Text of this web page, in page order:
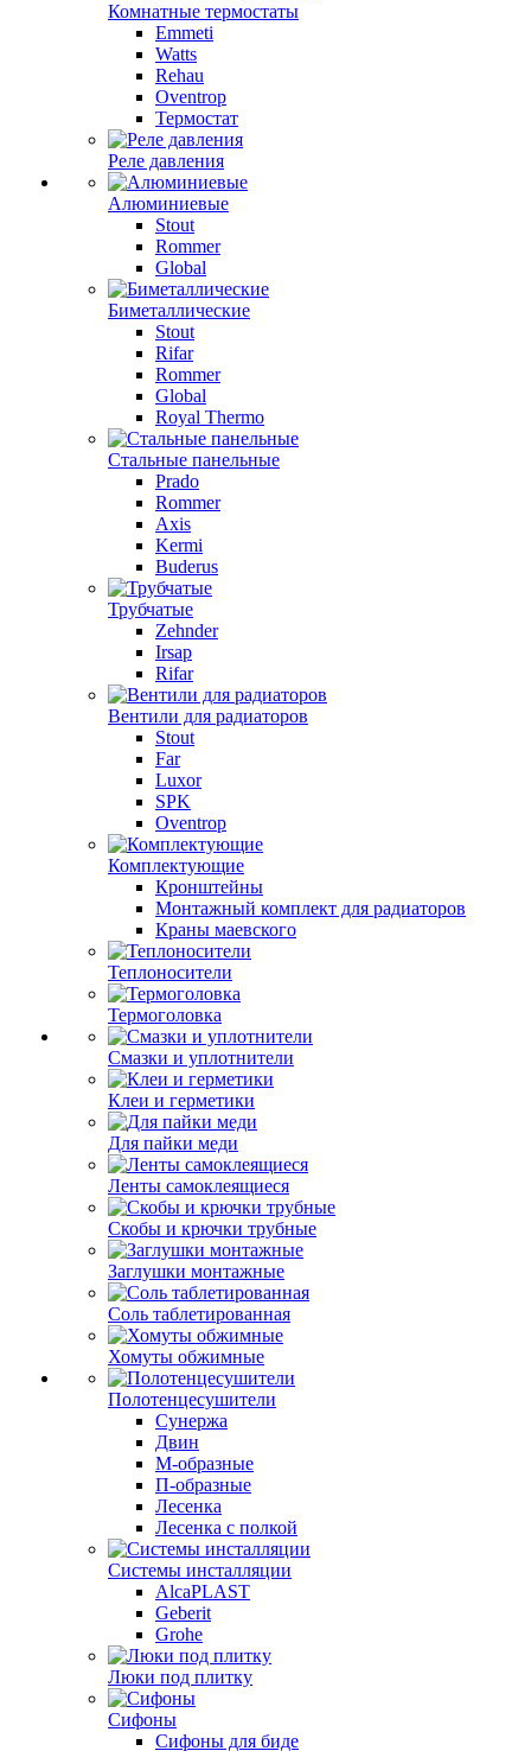
Комнатные термостаты
Emmeti
Watts
Rehau
Oventrop
Термостат
Реле давления
Алюминиевые
Stout
Rommer
Global
Биметаллические
Stout
Rifar
Rommer
Global
Royal Thermo
Стальные панельные
Prado
Rommer
Axis
Kermi
Buderus
Трубчатые
Zehnder
Irsap
Rifar
Вентили для радиаторов
Stout
Far
Luxor
SPK
Oventrop
Комплектующие
Кронштейны
Монтажный комплект для радиаторов
Краны маевского
Теплоносители
Термоголовка
Смазки и уплотнители
Клеи и герметики
Для пайки меди
Ленты самоклеящиеся
Скобы и крючки трубные
Заглушки монтажные
Соль таблетированная
Хомуты обжимные
Полотенцесушители
Сунержа
Двин
М-образные
П-образные
Лесенка
Лесенка с полкой
Системы инсталляции
AlcaPLAST
Geberit
Grohe
Люки под плитку
Сифоны
Сифoны для биде